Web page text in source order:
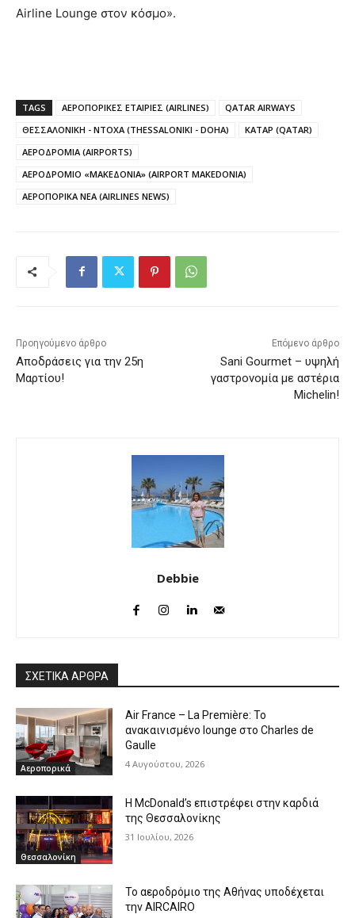
Airline Lounge στον κόσμο».
TAGS ΑΕΡΟΠΟΡΙΚΕΣ ΕΤΑΙΡΙΕΣ (AIRLINES)
QATAR AIRWAYS
ΘΕΣΣΑΛΟΝΙΚΗ - ΝΤΟΧΑ (THESSALONIKI - DOHA)
ΚΑΤΑΡ (QATAR)
ΑΕΡΟΔΡΟΜΙΑ (AIRPORTS)
ΑΕΡΟΔΡΟΜΙΟ «ΜΑΚΕΔΟΝΙΑ» (AIRPORT MAKEDONIA)
ΑΕΡΟΠΟΡΙΚΑ ΝΕΑ (AIRLINES NEWS)
Προηγούμενο άρθρο
Αποδράσεις για την 25η
Μαρτίου!
Επόμενο άρθρο
Sani Gourmet – υψηλή
γαστρονομία με αστέρια
Michelin!
Debbie
ΣΧΕΤΙΚΑ ΑΡΘΡΑ
Αεροπορικά
Air France – La Première: Το
ανακαινισμένο lounge στο Charles de
Gaulle
4 Αυγούστου, 2026
Θεσσαλονίκη
Η McDonald’s επιστρέφει στην καρδιά
της Θεσσαλονίκης
31 Ιουλίου, 2026
Το αεροδρόμιο της Αθήνας υποδέχεται
την AIRCAIRO